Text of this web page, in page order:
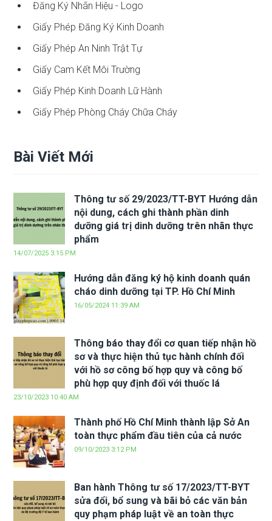
Đăng Ký Nhãn Hiệu - Logo
Giấy Phép Đăng Ký Kinh Doanh
Giấy Phép An Ninh Trật Tự
Giấy Cam Kết Môi Trường
Giấy Phép Kinh Doanh Lữ Hành
Giấy Phép Phòng Cháy Chữa Cháy
Bài Viết Mới
Thông tư số 29/2023/TT-BYT Hướng dẫn
nội dung, cách ghi thành phần dinh
dưỡng giá trị dinh dưỡng trên nhãn thực
phẩm
14/07/2025 3:15 PM
Hướng dẫn đăng ký hộ kinh doanh quán
cháo dinh dưỡng tại TP. Hồ Chí Minh
16/05/2024 11:39 AM
Thông báo thay đổi cơ quan tiếp nhận hồ
sơ và thực hiện thủ tục hành chính đối
với hồ sơ công bố hợp quy và công bố
phù hợp quy định đối với thuốc lá
23/10/2023 10:40 AM
Thành phố Hồ Chí Minh thành lập Sở An
toàn thực phẩm đầu tiên của cả nước
09/10/2023 3:12 PM
Ban hành Thông tư số 17/2023/TT-BYT
sửa đổi, bổ sung và bãi bỏ các văn bản
quy phạm pháp luật về an toàn thực